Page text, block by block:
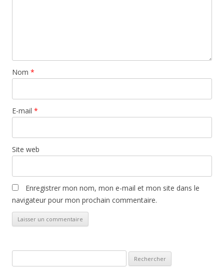
Nom *
E-mail *
Site web
Enregistrer mon nom, mon e-mail et mon site dans le
navigateur pour mon prochain commentaire.